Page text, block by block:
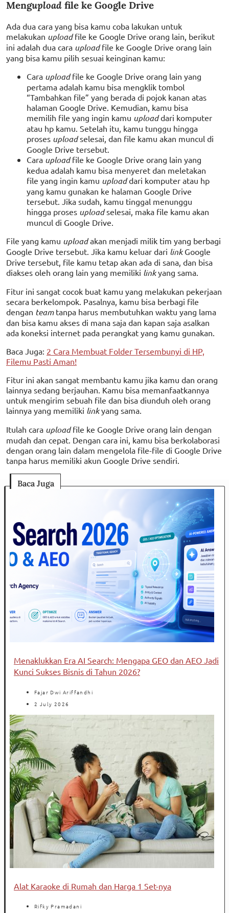
Mengupload file ke Google Drive
Ada dua cara yang bisa kamu coba lakukan untuk
melakukan uploadfile ke Google Drive orang lain, berikut
ini adalah dua cara uploadfile ke Google Drive orang lain
yang bisa kamu pilih sesuai keinginan kamu:
Cara uploadfile ke Google Drive orang lain yang
pertama adalah kamu bisa mengklik tombol
“Tambahkan file” yang berada di pojok kanan atas
halaman Google Drive. Kemudian, kamu bisa
memilih file yang ingin kamu uploaddari komputer
atau hp kamu. Setelah itu, kamu tunggu hingga
proses uploadselesai, dan file kamu akan muncul di
Google Drive tersebut.
Cara uploadfile ke Google Drive orang lain yang
kedua adalah kamu bisa menyeret dan meletakan
file yang ingin kamu uploaddari komputer atau hp
yang kamu gunakan ke halaman Google Drive
tersebut. Jika sudah, kamu tinggal menunggu
hingga proses uploadselesai, maka file kamu akan
muncul di Google Drive.
File yang kamu uploadakan menjadi milik tim yang berbagi
Google Drive tersebut. Jika kamu keluar dari link Google
Drive tersebut, file kamu tetap akan ada di sana, dan bisa
diakses oleh orang lain yang memiliki linkyang sama.
Fitur ini sangat cocok buat kamu yang melakukan pekerjaan
secara berkelompok. Pasalnya, kamu bisa berbagi file
dengan teamtanpa harus membutuhkan waktu yang lama
dan bisa kamu akses di mana saja dan kapan saja asalkan
ada koneksi internet pada perangkat yang kamu gunakan.
Baca Juga: 2 Cara Membuat Folder Tersembunyi di HP,
Filemu Pasti Aman!
Fitur ini akan sangat membantu kamu jika kamu dan orang
lainnya sedang berjauhan. Kamu bisa memanfaatkannya
untuk mengirim sebuah file dan bisa diunduh oleh orang
lainnya yang memiliki linkyang sama.
Itulah cara uploadfile ke Google Drive orang lain dengan
mudah dan cepat. Dengan cara ini, kamu bisa berkolaborasi
dengan orang lain dalam mengelola file-file di Google Drive
tanpa harus memiliki akun Google Drive sendiri.
Baca Juga
Menaklukkan Era AI Search: Mengapa GEO dan AEO Jadi
Kunci Sukses Bisnis di Tahun 2026?
Fajar Dwi Ariffandhi
2 July 2026
Alat Karaoke di Rumah dan Harga 1 Set-nya
Rifky Pramadani